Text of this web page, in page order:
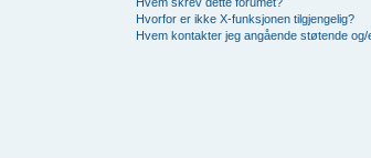
Hvorfor er ikke X-funksjonen tilgjengelig?
Hvem kontakter jeg angående støtende